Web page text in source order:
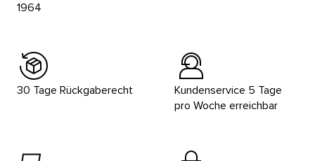
1964
30 Tage Rückgaberecht
Kundenservice 5 Tage
pro Woche erreichbar